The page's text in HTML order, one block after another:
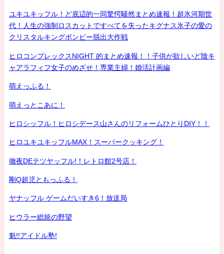
ユキユキッフル！ど底辺的一同驚愕騒然まとめ速報！超氷河期世
代！人生の強制ロスカットですべてを失ったキグナス氷子の愛の
クリスタルキングボンビー脱出大作戦
ヒロコンプレックスNIGHT 的まとめ速報！！子供が欲しいど陰キ
ャアラフィフ女子のめざせ！専業主婦！婚活計画編
萌えっふる！
萌えっとこあに！
ヒロシッフル！ヒロシデース山さんのリフォームひとりDIY！！
ヒロユキユキッフルMAX！スーパークッキング！
徹夜DEテツヤッフル!！レトロ館2号店！
剛Q超児ともっふる！
ヤナッフル ゲームだいすき6！放送局
ヒウラー総統の野望
魁!!アイドル塾!